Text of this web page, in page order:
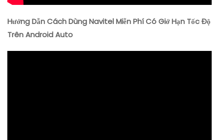
Hướng Dẫn Cách Dùng Navitel Miễn Phí Có Giớ Hạn Tốc Độ
Trên Android Auto